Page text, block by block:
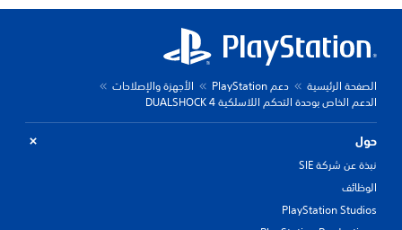
الصفحة الرئيسية دعم PlayStation
الأجهزة والإصلاحات
الدعم الخاص بوحدة التحكم اللاسلكية DUALSHOCK 4
حول
نبذة عن شركة SIE
الوظائف
PlayStation Studios